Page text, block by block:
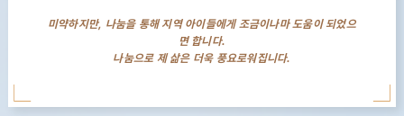
미약하지만, 나눔을 통해 지역 아이들에게 조금이나마 도움이 되었으
면 합니다.
나눔으로 제 삶은 더욱 풍요로워집니다.